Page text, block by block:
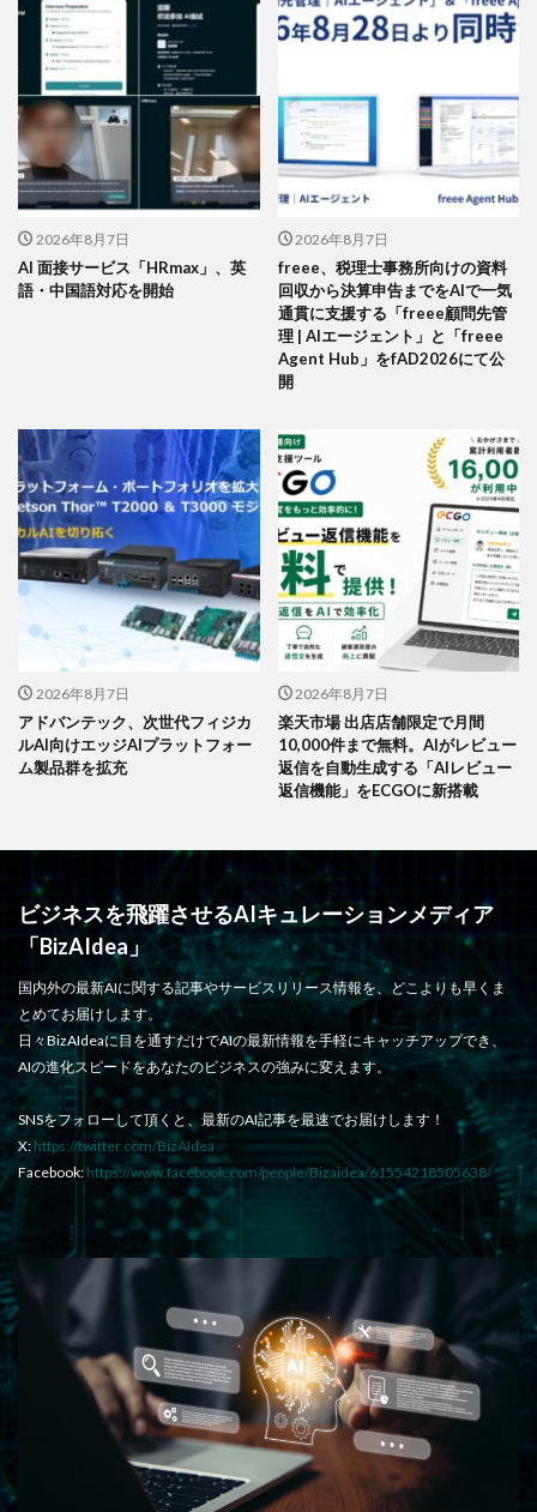
2026年8月7日
AI 面接サービス「HRmax」、英
語・中国語対応を開始
2026年8月7日
freee、税理士事務所向けの資料
回収から決算申告までをAIで一気
通貫に支援する「freee顧問先管
理 | AIエージェント」と「freee
Agent Hub」をfAD2026にて公
開
2026年8月7日
アドバンテック、次世代フィジカ
ルAI向けエッジAIプラットフォー
ム製品群を拡充
2026年8月7日
楽天市場 出店店舗限定で月間
10,000件まで無料。AIがレビュー
返信を自動生成する「AIレビュー
返信機能」をECGOに新搭載
ビジネスを飛躍させるAIキュレーションメディア
「BizAIdea」
国内外の最新AIに関する記事やサービスリリース情報を、どこよりも早くま
とめてお届けします。
日々BizAIdeaに目を通すだけでAIの最新情報を手軽にキャッチアップでき、
AIの進化スピードをあなたのビジネスの強みに変えます。
SNSをフォローして頂くと、最新のAI記事を最速でお届けします！
X: https://twitter.com/BizAIdea
Facebook: https://www.facebook.com/people/Bizaidea/61554218505638/